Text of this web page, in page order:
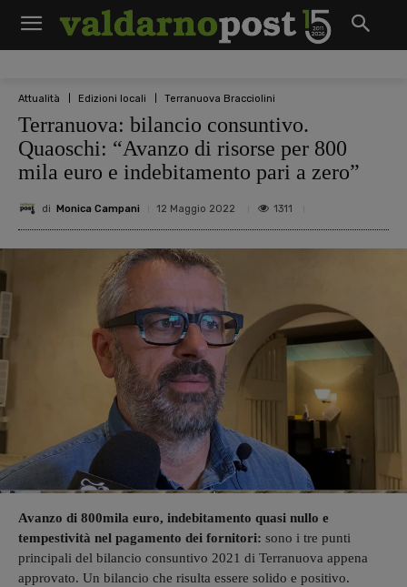
Attualità Edizioni locali Terranuova Bracciolini
Terranuova: bilancio consuntivo.
Quaoschi: “Avanzo di risorse per 800
mila euro e indebitamento pari a zero”
di Monica Campani 12 Maggio 2022 1311
Avanzo di 800mila euro, indebitamento quasi nullo e
tempestività nel pagamento dei fornitori: sono i tre punti
principali del bilancio consuntivo 2021 di Terranuova appena
approvato. Un bilancio che risulta essere solido e positivo.